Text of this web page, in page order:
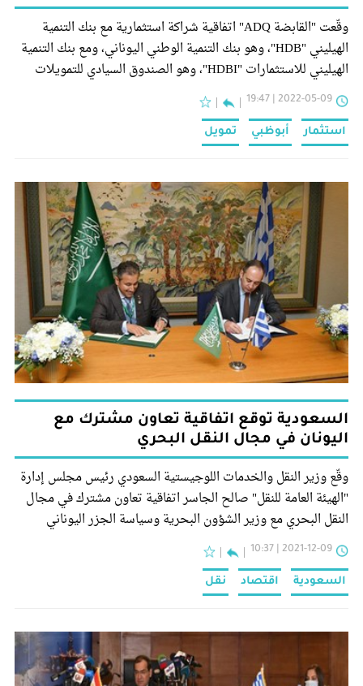
وقّعت "القابضة ADQ" اتفاقية شراكة استثمارية مع بنك التنمية
الهيليني "HDB"، وهو بنك التنمية الوطني اليوناني، ومع بنك التنمية
الهيليني للاستثمارات "HDBI"، وهو الصندوق السيادي للتمويلات
قطاعات وفئات أصول متعددة في الاقتصاد اليوناني.
2022-05-09 | 19:47
استثمار أبوظبي تمويل
السعودية توقع اتفاقية تعاون مشترك مع
اليونان في مجال النقل البحري
وقّع وزير النقل والخدمات اللوجيستية السعودي رئيس مجلس إدارة
"الهيئة العامة للنقل" صالح الجاسر اتفاقية تعاون مشترك في مجال
النقل البحري مع وزير الشؤون البحرية وسياسة الجزر اليوناني
يوانيس بلاكيوتاكيس، في حضور رئيس "الهيئة العامة للنقل" رميح
بن محمد الرميح وعدد من مسؤولي قطاع النقل من البلدين.
2021-12-09 | 10:37
السعودية اقتصاد نقل